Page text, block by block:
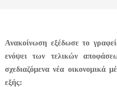
Ανακοίνωση εξέδωσε το
ενόψει των τελικών
σχεδιαζόμενα νέα οικονομικά
εξής: